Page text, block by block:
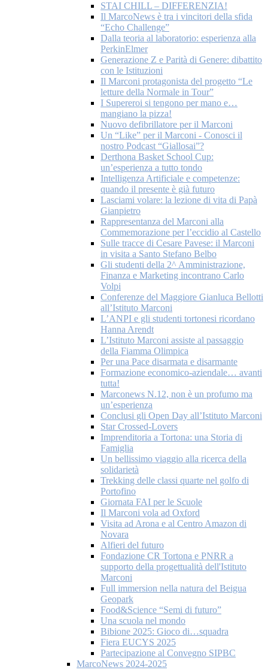
STAI CHILL – DIFFERENZIA!
Il MarcoNews è tra i vincitori della sfida
“Echo Challenge”
Dalla teoria al laboratorio: esperienza alla
PerkinElmer
Generazione Z e Parità di Genere: dibattito
con le Istituzioni
Il Marconi protagonista del progetto “Le
letture della Normale in Tour”
I Supereroi si tengono per mano e…
mangiano la pizza!
Nuovo defibrillatore per il Marconi
Un “Like” per il Marconi - Conosci il
nostro Podcast “Giallosai”?
Derthona Basket School Cup:
un’esperienza a tutto tondo
Intelligenza Artificiale e competenze:
quando il presente è già futuro
Lasciami volare: la lezione di vita di Papà
Gianpietro
Rappresentanza del Marconi alla
Commemorazione per l’eccidio al Castello
Sulle tracce di Cesare Pavese: il Marconi
in visita a Santo Stefano Belbo
Gli studenti della 2^ Amministrazione,
Finanza e Marketing incontrano Carlo
Volpi
Conferenze del Maggiore Gianluca Bellotti
all’Istituto Marconi
L’ANPI e gli studenti tortonesi ricordano
Hanna Arendt
L’Istituto Marconi assiste al passaggio
della Fiamma Olimpica
Per una Pace disarmata e disarmante
Formazione economico-aziendale… avanti
tutta!
Marconews N.12, non è un profumo ma
un’esperienza
Conclusi gli Open Day all’Istituto Marconi
Star Crossed-Lovers
Imprenditoria a Tortona: una Storia di
Famiglia
Un bellissimo viaggio alla ricerca della
solidarietà
Trekking delle classi quarte nel golfo di
Portofino
Giornata FAI per le Scuole
Il Marconi vola ad Oxford
Visita ad Arona e al Centro Amazon di
Novara
Alfieri del futuro
Fondazione CR Tortona e PNRR a
supporto della progettualità dell'Istituto
Marconi
Full immersion nella natura del Beigua
Geopark
Food&Science “Semi di futuro”
Una scuola nel mondo
Bibione 2025: Gioco di…squadra
Fiera EUCYS 2025
Partecipazione al Convegno SIPBC
MarcoNews 2024-2025